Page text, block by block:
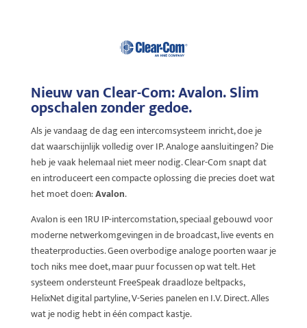
Nieuw van Clear-Com: Avalon. Slim
opschalen zonder gedoe.
Als je vandaag de dag een intercomsysteem inricht, doe je
dat waarschijnlijk volledig over IP. Analoge aansluitingen? Die
heb je vaak helemaal niet meer nodig. Clear-Com snapt dat
en introduceert een compacte oplossing die precies doet wat
het moet doen:Avalon.
Avalon is een 1RU IP-intercomstation, speciaal gebouwd voor
moderne netwerkomgevingen in de broadcast, live events en
theaterproducties. Geen overbodige analoge poorten waar je
toch niks mee doet, maar puur focussen op wat telt. Het
systeem ondersteunt FreeSpeak draadloze beltpacks,
HelixNet digital partyline, V-Series panelen en I.V. Direct. Alles
wat je nodig hebt in één compact kastje.